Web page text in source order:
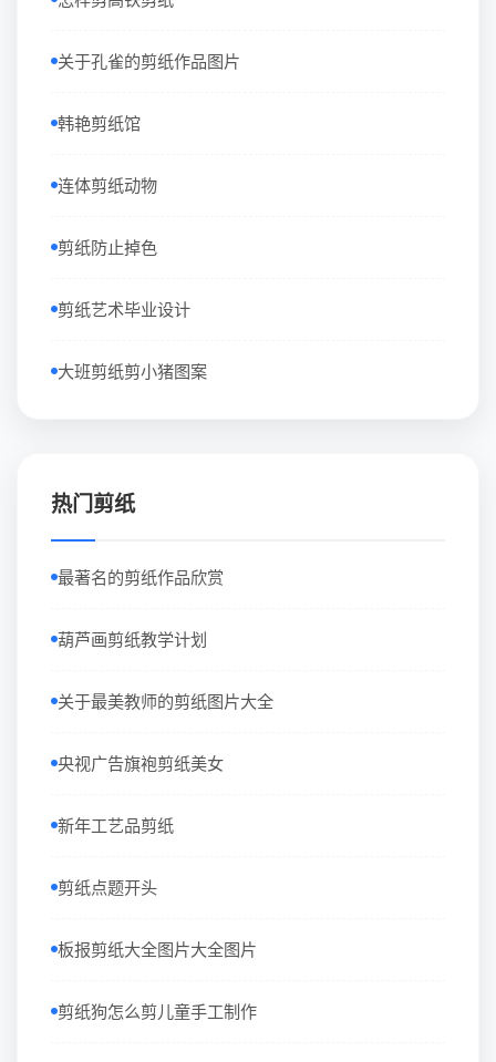
关于孔雀的剪纸作品图片
韩艳剪纸馆
连体剪纸动物
剪纸防止掉色
剪纸艺术毕业设计
大班剪纸剪小猪图案
热门剪纸
最著名的剪纸作品欣赏
葫芦画剪纸教学计划
关于最美教师的剪纸图片大全
央视广告旗袍剪纸美女
新年工艺品剪纸
剪纸点题开头
板报剪纸大全图片大全图片
剪纸狗怎么剪儿童手工制作